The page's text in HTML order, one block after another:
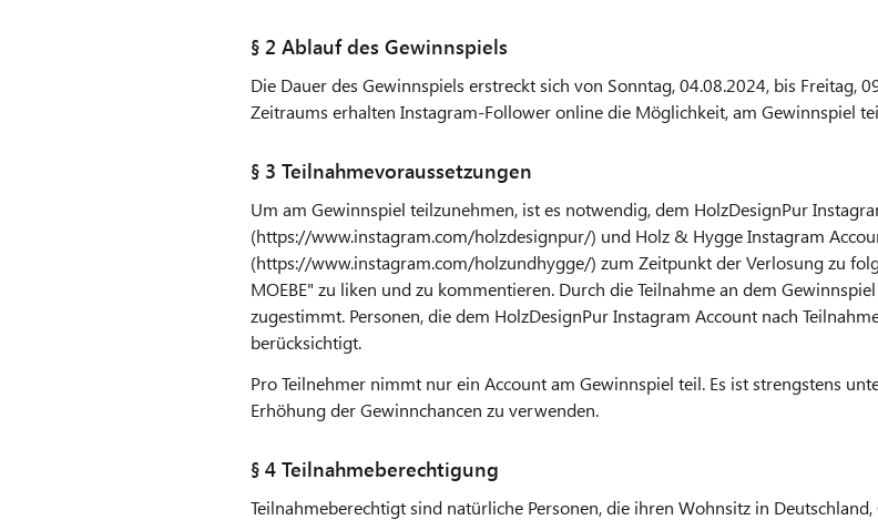
§ 2 Ablauf des Gewinnspiels
Die Dauer des Gewinnspiels erstreckt sich von Sonntag, 04.08.2024, bis Freitag,
Zeitraums erhalten Instagram-Follower online die Möglichkeit, am Gewinnspiel
§ 3 Teilnahmevoraussetzungen
Um am Gewinnspiel teilzunehmen, ist es notwendig, dem HolzDesignPur
(https://www.instagram.com/holzdesignpur/) und Holz & Hygge Instagram
(https://www.instagram.com/holzundhygge/) zum Zeitpunkt der Verlosung zu
MOEBE" zu liken und zu kommentieren. Durch die Teilnahme an dem
zugestimmt. Personen, die dem HolzDesignPur Instagram Account nach
berücksichtigt.
Pro Teilnehmer nimmt nur ein Account am Gewinnspiel teil. Es ist strengstens
Erhöhung der Gewinnchancen zu verwenden.
§ 4 Teilnahmeberechtigung
Teilnahmeberechtigt sind natürliche Personen, die ihren Wohnsitz in